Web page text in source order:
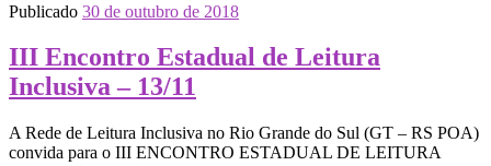
Publicado 30 de outubro de 2018
III Encontro Estadual de Leitura
Inclusiva – 13/11
A Rede de Leitura Inclusiva no Rio Grande do Sul (GT – RS POA)
convida para o III ENCONTRO ESTADUAL DE LEITURA